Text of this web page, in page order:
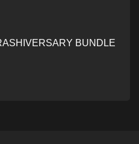
BUNDLE